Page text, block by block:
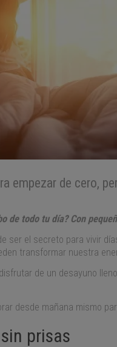
empezar de cero,
de todo tu día? Con
ser el secreto para vivir
transformar nuestra
de un desayuno
desde mañana mismo
prisas